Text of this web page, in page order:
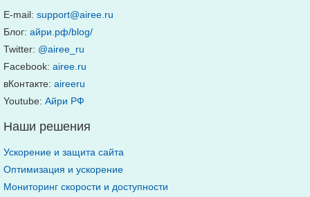
E-mail: support@airee.ru
Блог: айри.рф/blog/
Twitter: @airee_ru
Facebook: airee.ru
вКонтакте: aireeru
Youtube: Айри РФ
Наши решения
Ускорение и защита сайта
Оптимизация и ускорение
Мониторинг скорости и доступности